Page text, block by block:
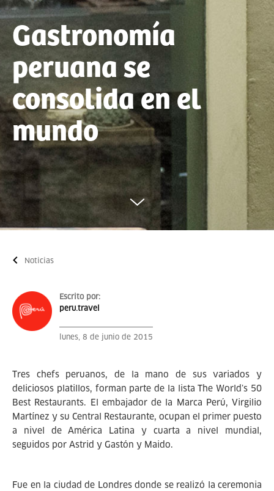
Gastronomía
peruana se
consolida en el
mundo
Noticias
Escrito por:
peru.travel
lunes, 8 de junio de 2015
Tres chefs peruanos, de la mano de sus variados y
deliciosos platillos, forman parte de la lista The World’s 50
Best Restaurants. El embajador de la Marca Perú, Virgilio
Martínez y su Central Restaurante, ocupan el primer puesto
a nivel de América Latina y cuarta a nivel mundial,
seguidos por Astrid y Gastón y Maido.
Fue en la ciudad de Londres donde se realizó la ceremonia